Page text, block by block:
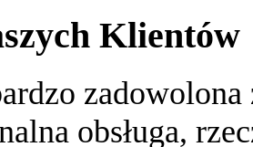
Klientów
obsługa,